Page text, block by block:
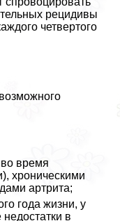
рецидивы
четвертого
время
хроническими
артрита;
года жизни, у
в